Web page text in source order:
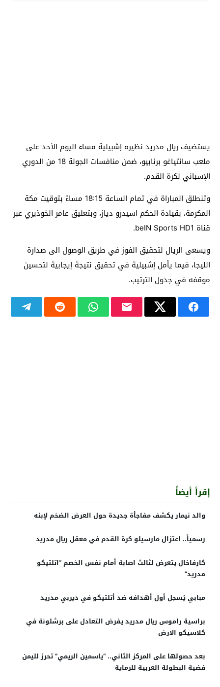
يستضيف ريال مدريد نظيره إشبيلية مساء اليوم الأحد على
ملعب سانتياغو برنابيو، ضمن منافسات الجولة 18 من الدوري
الإسباني لكرة القدم.
وتنطلق المباراة في تمام الساعة 18:15 مساءً بتوقيت مكة
المكرمة، بقيادة الحكم اسيدرو دياز، وبتعليق عامر الخوذيري عبر
قناة beIN Sports HD1.
ويسعى الريال لتحقيق الفوز في طريق الوصول الى صدارة
الليجا، فيما يأمل إشبيلية في تحقيق نتيجة إيجابية لتحسين
موقفه في جدول الترتيب.
إقرأ أيضاً
والد نيمار يكشف مفاجأة جديدة حول العرض الضخم لإبنه
رسمياً.. اعتزال مارسيلو كرة القدم في معقل ريال مدريد
كارفاخال يتعرض لثالث اصابة أمام نفس الخصم “اتلتيكو
مدريد”
مبابي يُسجل أول أهدافه ضد أتلتيكو في ديربي مدريد
براسية راموس ريال مدريد يفرض التعادل على برشلونة في
كلاسيكو الارض
بعد حصولها على المركز الثاني.. “ياسمين الريمي” تحرز لليمن
فضية البطولة العربية للرماية